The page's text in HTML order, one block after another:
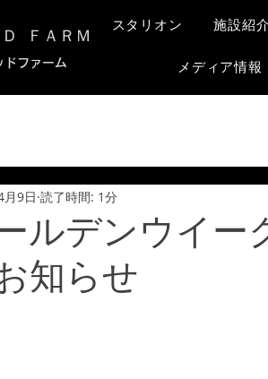
ＦＡＲＭ
ドファーム
スタリオン 施設紹
メディア情報
ルデンウイ
知らせ
月9日 読了時間: 1分